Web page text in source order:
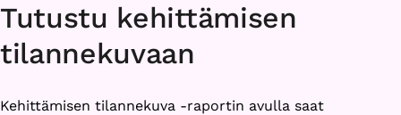
Tutustu kehittämisen
tilannekuvaan
Kehittämisen tilannekuva -raportin avulla saat